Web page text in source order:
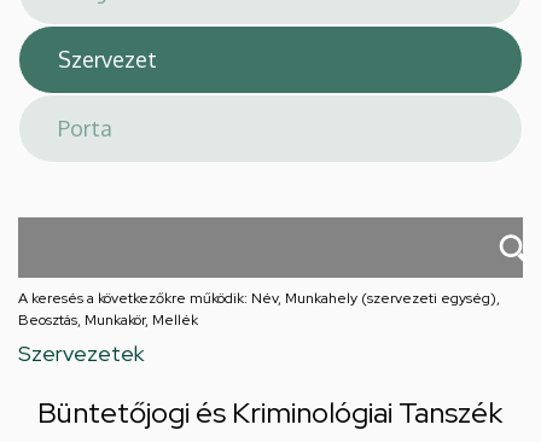
A keresés a következőkre működik: Név, Munkahely (szervezeti egység),
Beosztás, Munkakör, Mellék
Szervezetek
Büntetőjogi és Kriminológiai Tanszék